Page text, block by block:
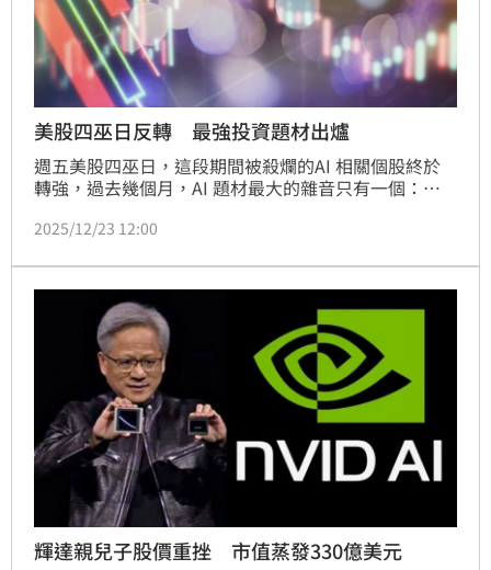
美股四巫日反轉 最強投資題材出爐
週五美股四巫日，這段期間被殺爛的AI 相關個股終於
轉強，過去幾個月，AI 題材最大的雜音只有一個：資
野」發文指出，題材面，從 GPU、資料中心到雲端服
階段，一旦進入商業化，需求就會降速。也正因為這個
疑慮，許多本來站在核心位置的公司，反而成了估值被
修理最兇的一群。
2025/12/23 12:00
輝達親兒子股價重挫 市值蒸發330億美元